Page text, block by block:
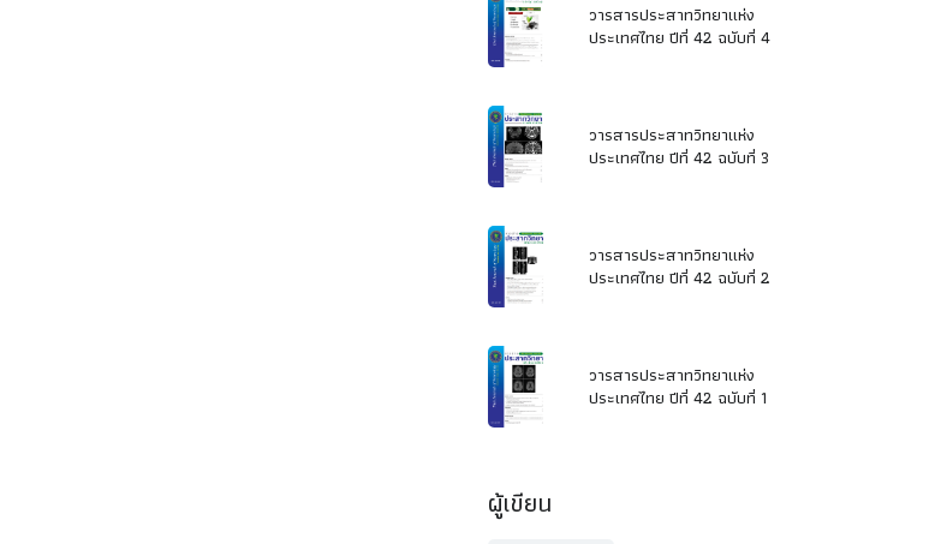
วารสารประสาทวิทยาแห่ง
ประเทศไทย ปีที่ 42 ฉบับที่ 4
วารสารประสาทวิทยาแห่ง
ประเทศไทย ปีที่ 42 ฉบับที่ 3
วารสารประสาทวิทยาแห่ง
ประเทศไทย ปีที่ 42 ฉบับที่ 2
วารสารประสาทวิทยาแห่ง
ประเทศไทย ปีที่ 42 ฉบับที่ 1
ผู้เขียน